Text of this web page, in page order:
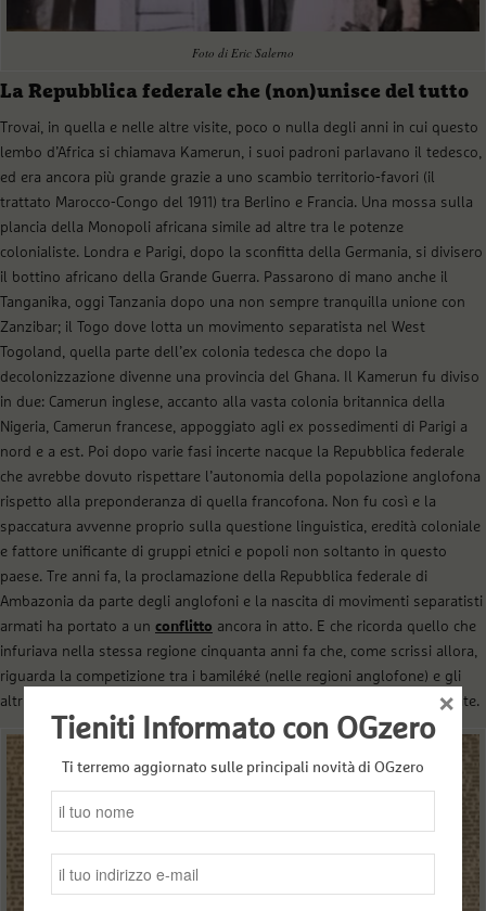
Foto di Eric Salerno
La Repubblica federale che (non)unisce del tutto
Trovai, in quella e nelle altre visite, poco o nulla degli anni in cui questo
lembo d’Africa si chiamava Kamerun, i suoi padroni parlavano il tedesco,
ed era ancora più grande grazie a uno scambio territorio-favori (il
trattato Marocco-Congo del 1911) tra Berlino e Francia. Una mossa sulla
plancia della Monopoli africana simile ad altre tra le potenze
colonialiste. Londra e Parigi, dopo la sconfitta della Germania, si divisero
il bottino africano della Grande Guerra. Passarono di mano anche il
Tanganika, oggi Tanzania dopo una non sempre tranquilla unione con
Zanzibar; il Togo dove lotta un movimento separatista nel West
Togoland, quella parte dell’ex colonia tedesca che dopo la
decolonizzazione divenne una provincia del Ghana. Il Kamerun fu diviso
in due: Camerun inglese, accanto alla vasta colonia britannica della
Nigeria, Camerun francese, appoggiato agli ex possedimenti di Parigi a
nord e a est. Poi dopo varie fasi incerte nacque la Repubblica federale
che avrebbe dovuto rispettare l’autonomia della popolazione anglofona
rispetto alla preponderanza di quella francofona. Non fu così e la
spaccatura avvenne proprio sulla questione linguistica, eredità coloniale
e fattore unificante di gruppi etnici e popoli non soltanto in questo
paese. Tre anni fa, la proclamazione della Repubblica federale di
Ambazonia da parte degli anglofoni e la nascita di movimenti separatisti
armati ha portato a un conflitto ancora in atto. E che ricorda quello che
infuriava nella stessa regione cinquanta anni fa che, come scrissi allora,
riguarda la competizione tra i bamiléké (nelle regioni anglofone) e gli
altri, e aveva radici profonde ma anche motivazioni, diciamo, aggiornate.
Tieniti Informato con OGzero
Ti terremo aggiornato sulle principali novità di OGzero
×